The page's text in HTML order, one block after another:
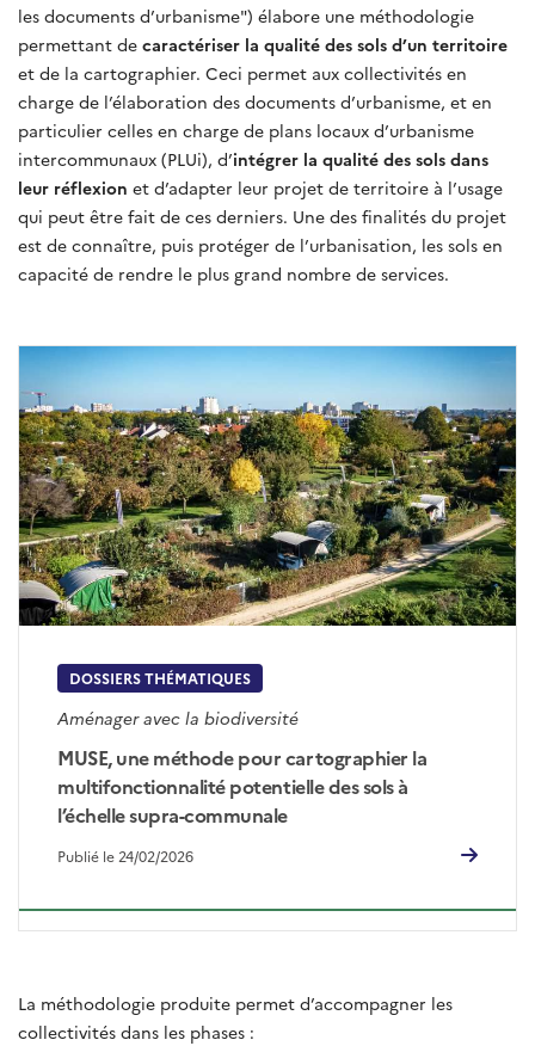
les documents d’urbanisme") élabore une méthodologie
permettant de caractériser la qualité des sols d’un territoire
et de la cartographier. Ceci permet aux collectivités en
charge de l’élaboration des documents d’urbanisme, et en
particulier celles en charge de plans locaux d’urbanisme
intercommunaux (PLUi), d’intégrer la qualité des sols dans
leur réflexion et d’adapter leur projet de territoire à l’usage
qui peut être fait de ces derniers. Une des finalités du projet
est de connaître, puis protéger de l’urbanisation, les sols en
capacité de rendre le plus grand nombre de services.
DOSSIERS THÉMATIQUES
Aménager avec la biodiversité
MUSE, une méthode pour cartographier la
multifonctionnalité potentielle des sols à
l’échelle supra-communale
Publié le 24/02/2026
La méthodologie produite permet d’accompagner les
collectivités dans les phases :